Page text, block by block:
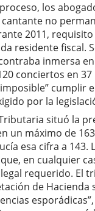
los
no
2011,
residente fiscal.
inmersa
conciertos en 37
cumplir
por la
situó la
un máximo de
esa cifra a 143.
en cualquier
requerido. El
de Hacienda